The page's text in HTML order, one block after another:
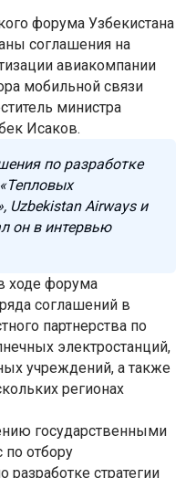
форума Узбекистана
соглашения на
авиакомпании
мобильной связи
министра
Исаков.
по разработке
Uzbekistan Airways и
он в интервью
ходе форума
соглашений в
партнерства по
электростанций,
учреждений, а также
регионах
государственными
по отбору
разработке стратегии